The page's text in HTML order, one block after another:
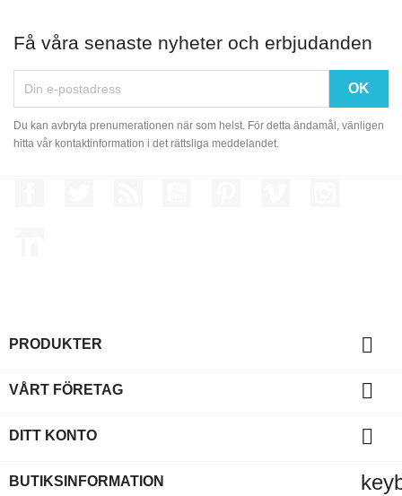
Få våra senaste nyheter och erbjudanden
Du kan avbryta prenumerationen när som helst. För detta ändamål, vänligen
hitta vår kontaktinformation i det rättsliga meddelandet.
PRODUKTER 
VÅRT FÖRETAG 
DITT KONTO 
BUTIKSINFORMATION